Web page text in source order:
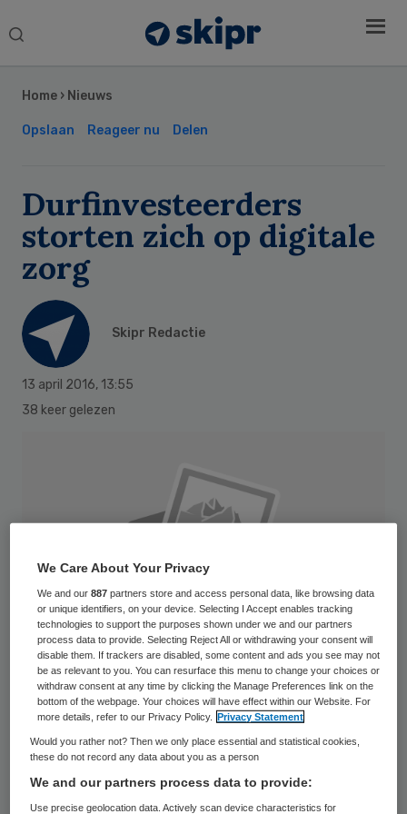
Search
Home › Nieuws
Opslaan Reageer nu Delen
Durfinvesteerders
storten zich op digitale
zorg
Skipr Redactie
13 april 2016, 13:55
38 keer gelezen
Digitale zorg wordt wereldwijd een steeds
interessanter object voor durfkapitaal. De
Sidebar
We Care About Your Privacy
We and our887 partners store and access personal data, like browsing data
or unique identifiers, on your device. Selecting I Accept enables tracking
technologies to support the purposes shown under we and our partners
process data to provide. Selecting Reject All or withdrawing your consent will
disable them. If trackers are disabled, some content and ads you see may not
be as relevant to you. You can resurface this menu to change your choices or
withdraw consent at any time by clicking the Manage Preferences link on the
bottom of the webpage. Your choices will have effect within our Website. For
more details, refer to our Privacy Policy.
Privacy Statement
Would you rather not? Then we only place essential and statistical cookies,
these do not record any data about you as a person
We and our partners process data to provide:
Use precise geolocation data. Actively scan device characteristics for